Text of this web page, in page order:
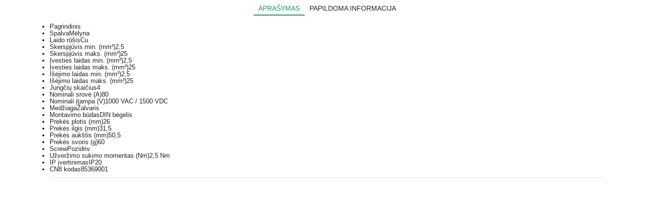
APRAŠYMAS PAPILDOMA INFORMACIJA
Pagrindinis
SpalvaMėlyna
Laido rūšisCu
Skerspjūvis min. (mm²)2,5
Skerspjūvis maks. (mm²)25
Įvesties laidas min. (mm²)2,5
Įvesties laidas maks. (mm²)25
Išėjimo laidas min. (mm²)2,5
Išėjimo laidas maks. (mm²)25
Jungčių skaičius4
Nominali srovė (A)80
Nominali įtampa (V)1000 VAC / 1500 VDC
MedžiagaŽalvaris
Montavimo būdas DIN bėgelis
Prekės plotis (mm)26
Prekės ilgis (mm)31,5
Prekės aukštis (mm)50,5
Prekės svoris (g)60
ScrewPozidriv
Užveržimo sukimo momentas (Nm)2,5 Nm
IP įvertinimas IP20
CN8 kodas85369001